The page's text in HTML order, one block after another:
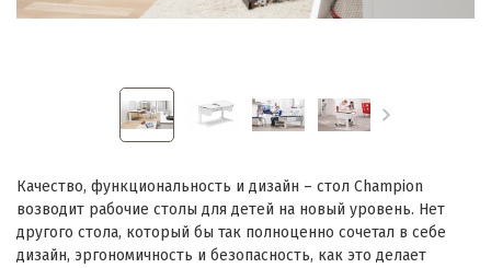
Качество, функциональность и дизайн – стол Champion
возводит рабочие столы для детей на новый уровень. Нет
другого стола, который бы так полноценно сочетал в себе
дизайн, эргономичность и безопасность, как это делает